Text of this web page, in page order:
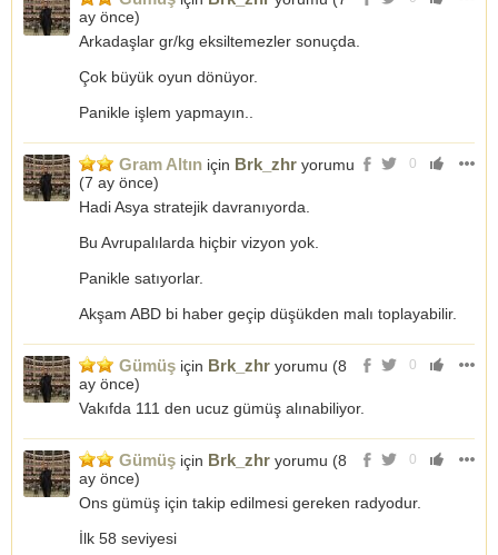
ay önce)
Arkadaşlar gr/kg eksiltemezler sonuçda.
Çok büyük oyun dönüyor.
Panikle işlem yapmayın..
0
Gram Altın için Brk_zhr yorumu
(7 ay önce)
Hadi Asya stratejik davranıyorda.
Bu Avrupalılarda hiçbir vizyon yok.
Panikle satıyorlar.
Akşam ABD bi haber geçip düşükden malı toplayabilir.
0
Gümüş için Brk_zhr yorumu (8
ay önce)
Vakıfda 111 den ucuz gümüş alınabiliyor.
0
Gümüş için Brk_zhr yorumu (8
ay önce)
Ons gümüş için takip edilmesi gereken radyodur.
İlk 58 seviyesi